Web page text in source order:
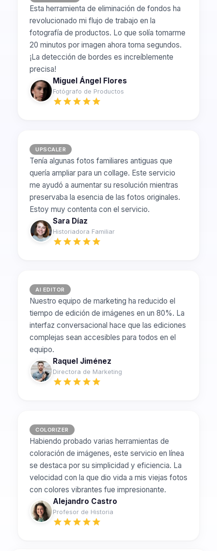
Esta herramienta de eliminación de fondos ha
revolucionado mi flujo de trabajo en la
fotografía de productos. Lo que solía tomarme
20 minutos por imagen ahora toma segundos.
¡La detección de bordes es increíblemente
precisa!
Miguel Ángel Flores
Fotógrafo de Productos
UPSCALER
Tenía algunas fotos familiares antiguas que
quería ampliar para un collage. Este servicio
me ayudó a aumentar su resolución mientras
preservaba la esencia de las fotos originales.
Estoy muy contenta con el servicio.
Sara Díaz
Historiadora Familiar
AI EDITOR
Nuestro equipo de marketing ha reducido el
tiempo de edición de imágenes en un 80%. La
interfaz conversacional hace que las ediciones
complejas sean accesibles para todos en el
equipo.
Raquel Jiménez
Directora de Marketing
COLORIZER
Habiendo probado varias herramientas de
coloración de imágenes, este servicio en línea
se destaca por su simplicidad y eficiencia. La
velocidad con la que dio vida a mis viejas fotos
con colores vibrantes fue impresionante.
Alejandro Castro
Profesor de Historia